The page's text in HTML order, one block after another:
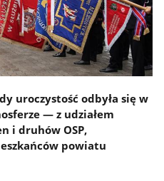
uroczystość odbyła się w
— z udziałem
i druhów OSP,
powiatu